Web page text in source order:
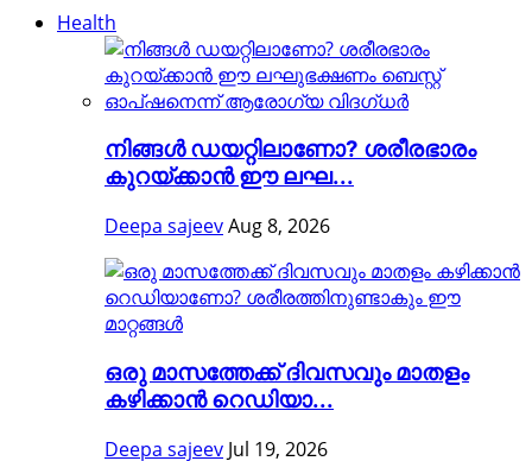
Health
നിങ്ങള്‍ ഡയറ്റിലാണോ? ശരീരഭാരം
കുറയ്ക്കാൻ ഈ ലഘ...
Deepa sajeevAug 8, 2026
ഒരു മാസത്തേക്ക് ദിവസവും മാതളം
കഴിക്കാൻ റെഡിയാ...
Deepa sajeev Jul 19, 2026